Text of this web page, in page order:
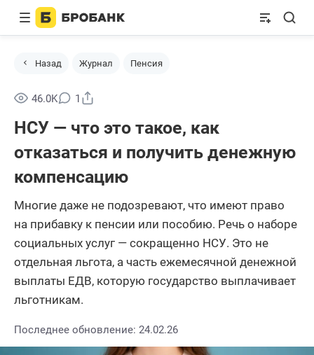
Назад Журнал Пенсия
46.0K 1
НСУ — что это такое, как
отказаться и получить денежную
компенсацию
Многие даже не подозревают, что имеют право
на прибавку к пенсии или пособию. Речь о наборе
социальных услуг — сокращенно НСУ. Это не
отдельная льгота, а часть ежемесячной денежной
выплаты ЕДВ, которую государство выплачивает
льготникам.
Последнее обновление: 24.02.26